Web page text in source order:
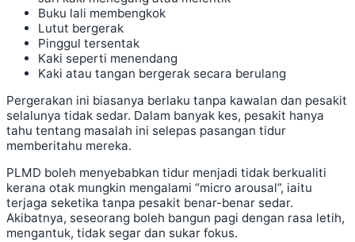
Buku lali membengkok
Lutut bergerak
Pinggul tersentak
Kaki seperti menendang
Kaki atau tangan bergerak secara berulang
Pergerakan ini biasanya berlaku tanpa kawalan dan pesakit
selalunya tidak sedar. Dalam banyak kes, pesakit hanya
tahu tentang masalah ini selepas pasangan tidur
memberitahu mereka.
PLMD boleh menyebabkan tidur menjadi tidak berkualiti
kerana otak mungkin mengalami “micro arousal”, iaitu
terjaga seketika tanpa pesakit benar-benar sedar.
Akibatnya, seseorang boleh bangun pagi dengan rasa letih,
mengantuk, tidak segar dan sukar fokus.